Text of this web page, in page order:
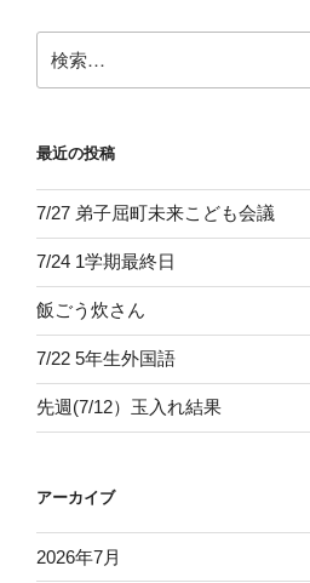
ン
索:
最近の投稿
7/27 弟子屈町未来こども会議
7/24 1学期最終日
飯ごう炊さん
7/22 5年生外国語
先週(7/12）玉入れ結果
アーカイブ
2026年7月